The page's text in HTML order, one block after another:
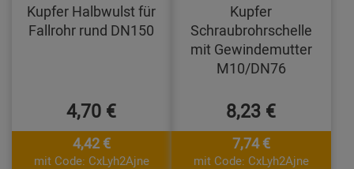
Kupfer Halbwulst für
Fallrohr rund DN150
4,70 €
4,42 €
mit Code: CxLyh2Ajne
Kupfer
Schraubrohrschelle
mit Gewindemutter
M10/DN76
8,23 €
7,74 €
mit Code: CxLyh2Ajne